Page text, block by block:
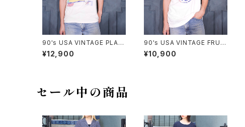
90's USA VINTAGE PLAN
-9 ART PRINT DESIGN T
SHIRT/90年代アメリカ古着
¥12,900
90's USA VINTAGE FRUIT
OF THE LOOM PETS MA
RT BE KIND TO ANIMALS
¥10,900
セール中の商品